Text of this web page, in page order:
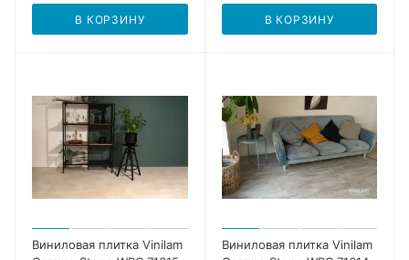
В КОРЗИНУ В КОРЗИНУ
Виниловая плитка Vinilam
Виниловая плитка Vinilam